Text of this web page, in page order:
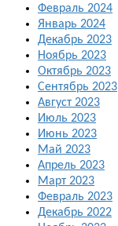
Февраль 2024
Январь 2024
Декабрь 2023
Ноябрь 2023
Октябрь 2023
Сентябрь 2023
Август 2023
Июль 2023
Июнь 2023
Май 2023
Апрель 2023
Март 2023
Февраль 2023
Декабрь 2022